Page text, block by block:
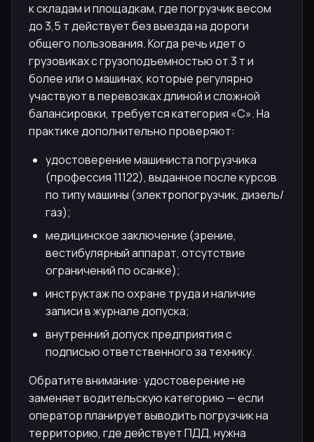
к складам и площадкам, где погрузчик весом
до 3,5 т действует без выезда на дороги
общего пользования. Когда речь идет о
грузовиках с грузоподъемностью от 3 т и
более или о машинах, которые регулярно
участвуют в перевозках длиной и сложной
балансировки, требуется категория «C». На
практике дополнительно проверяют:
удостоверение машиниста погрузчика
(профессия 11122), выданное после курсов
по типу машины (электропогрузчик, дизель/
газ);
медицинское заключение (зрение,
вестибулярный аппарат, отсутствие
ограничений по осанке);
инструктаж по охране труда и наличие
записи в журнале допуска;
внутренний допуск предприятия с
подписью ответственного за технику.
Обратите внимание: удостоверение не
заменяет водительскую категорию — если
оператор планирует выводить погрузчик на
территорию, где действует ПДД, нужна